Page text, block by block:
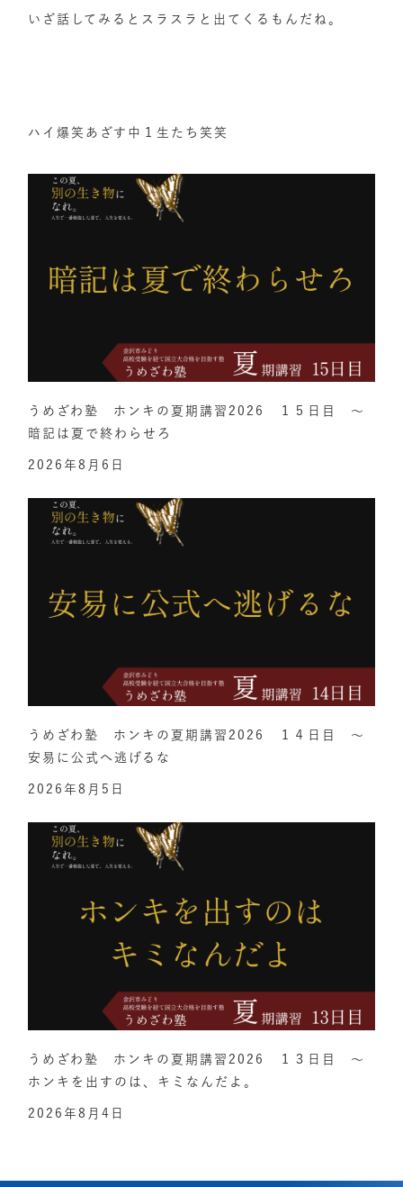
いざ話してみるとスラスラと出てくるもんだね。
ハイ爆笑あざす中１生たち笑笑
うめざわ塾 ホンキの夏期講習2026 １５日目 ～
暗記は夏で終わらせろ
2026年8月6日
うめざわ塾 ホンキの夏期講習2026 １４日目 ～
安易に公式へ逃げるな
2026年8月5日
うめざわ塾 ホンキの夏期講習2026 １３日目 ～
ホンキを出すのは、キミなんだよ。
2026年8月4日